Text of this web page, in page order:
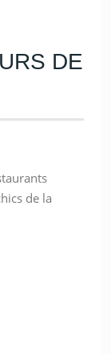
DE
de la